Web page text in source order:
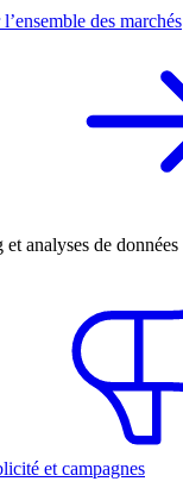
l’ensemble des marchés
analyses de données
et campagnes